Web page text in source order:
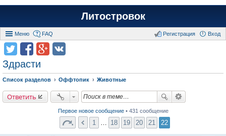
Литостровок
Меню FAQ Вход
Регистрация
Здрасти
Список разделов Оффтопик Животные
Ответить
Первое новое сообщение• 431 сообщение
1 18 19 20 21 22